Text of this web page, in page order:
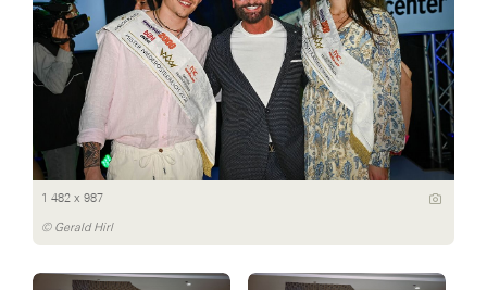
1 482 x 987
© Gerald Hirl